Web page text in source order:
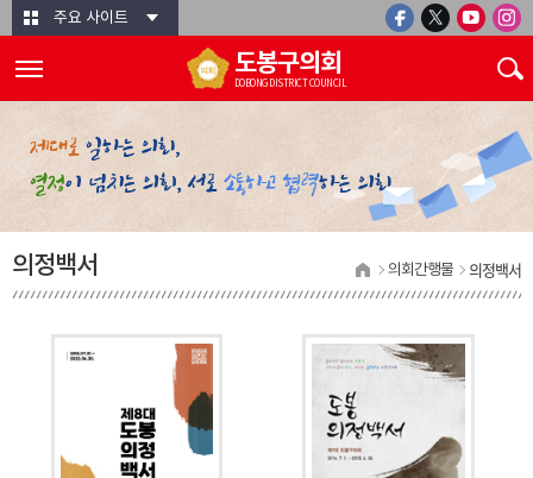
본문바로가기주요 사이트
도봉구의회
DOBONG DISTRICT COUNCIL
의정백서 의회간행물 의정백서